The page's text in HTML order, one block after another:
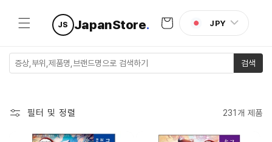
건너뛰기
JS JapanStore.
트
JPY
검색
필터 및 정렬 231개 제품